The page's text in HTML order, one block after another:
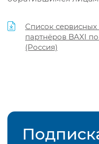
Список
партнёров BAXI
(Россия)